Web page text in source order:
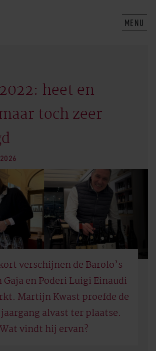
MENU
heet en
toch zeer
verschijnen de Barolo’s
Gaja en Poderi Luigi Einaudi
Martijn Kwast proefde de
alvast ter plaatse.
Wat vindt hij ervan?